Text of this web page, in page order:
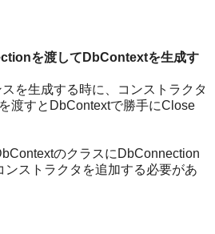
を渡してDbContextを生成す
を生成する時に、コンストラクタ
渡すとDbContextで勝手にClose
のクラスにDbConnection
ストラクタを追加する必要があ